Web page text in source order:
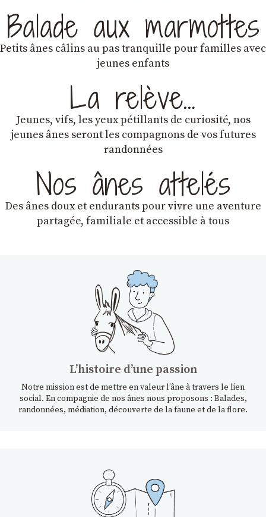
Balade aux marmottes
Petits ânes câlins au pas tranquille pour familles avec
jeunes enfants
La relève…
Jeunes, vifs, les yeux pétillants de curiosité, nos
jeunes ânes seront les compagnons de vos futures
randonnées
Nos ânes attelés
Des ânes doux et endurantspour vivre une aventure
partagée, familiale et accessible à tous
Lʼhistoire dʼune passion
Notre mission est de mettre en valeur l’âne à travers le lien
social. En compagnie de nos ânes nous proposons : Balades,
randonnées, médiation, découverte de la faune et de la flore.